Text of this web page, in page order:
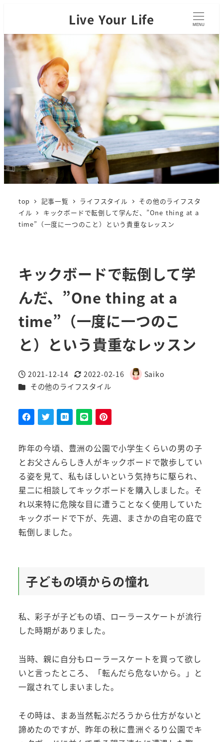
Live Your Life MENU
top 記事一覧 ライフスタイル
その他のライフスタ
イル
キックボードで転倒して学んだ、”One thing at a
time”（一度に一つのこと）という貴重なレッスン
キックボードで転倒して学
んだ、”One thing at a
time”（一度に一つのこ
と）という貴重なレッスン
投稿日
2021-12-14
更新日
2022-02-16
著
Saiko
カテゴリー
その他のライフスタイル
昨年の今頃、豊洲の公園で小学生くらいの男の子
とお父さんらしき人がキックボードで散歩してい
る姿を見て、私もほしいという気持ちに駆られ、
星二に相談してキックボードを購入しました。そ
れ以来特に危険な目に遭うことなく使用していた
キックボードで下が、先週、まさかの自宅の庭で
転倒しました。
子どもの頃からの憧れ
私、彩子が子どもの頃、ローラースケートが流行
した時期がありました。
当時、親に自分もローラースケートを買って欲し
いと言ったところ、「転んだら危ないから。」と
一蹴されてしまいました。
その時は、まあ当然転ぶだろうから仕方がないと
諦めたのですが、昨年の秋に豊洲ぐるり公園でキ